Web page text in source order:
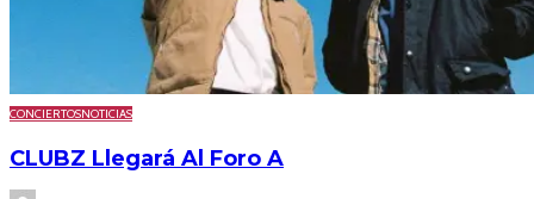
CONCIERTOSNOTICIAS
CLUBZ Llegará Al Foro A